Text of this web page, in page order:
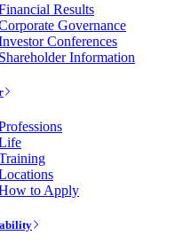
Results
Governance
Conferences
Shareholder Information
to Apply